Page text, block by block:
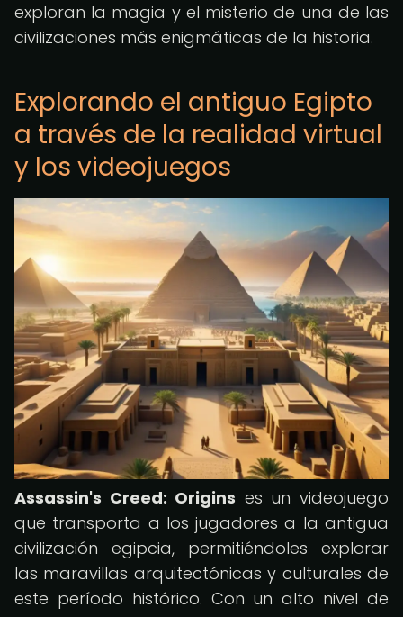
exploran la magia y el misterio de una de las
civilizaciones más enigmáticas de la historia.
Explorando el antiguo Egipto
a través de la realidad virtual
y los videojuegos
Assassin's Creed: Origins es un videojuego
que transporta a los jugadores a la antigua
civilización egipcia, permitiéndoles explorar
las maravillas arquitectónicas y culturales de
este período histórico. Con un alto nivel de